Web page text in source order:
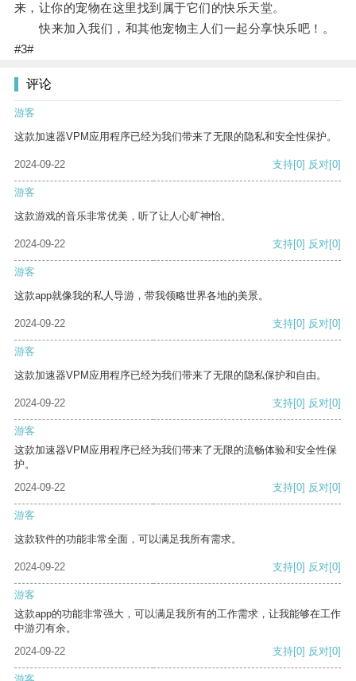
来，让你的宠物在这里找到属于它们的快乐天堂。
快来加入我们，和其他宠物主人们一起分享快乐吧！。
#3#
评论
游客
这款加速器VPM应用程序已经为我们带来了无限的隐私和安全性保护。
2024-09-22 支持[0] 反对[0]
游客
这款游戏的音乐非常优美，听了让人心旷神怡。
2024-09-22 支持[0] 反对[0]
游客
这款app就像我的私人导游，带我领略世界各地的美景。
2024-09-22 支持[0] 反对[0]
游客
这款加速器VPM应用程序已经为我们带来了无限的隐私保护和自由。
2024-09-22 支持[0] 反对[0]
游客
这款加速器VPM应用程序已经为我们带来了无限的流畅体验和安全性保
护。
2024-09-22
支持[0] 反对[0]
游客
这款软件的功能非常全面，可以满足我所有需求。
2024-09-22 支持[0] 反对[0]
游客
这款app的功能非常强大，可以满足我所有的工作需求，让我能够在工作
中游刃有余。
2024-09-22
支持[0] 反对[0]